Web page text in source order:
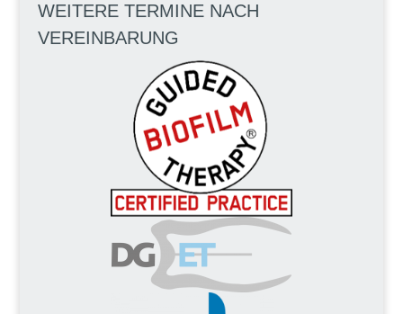
WEITERE TERMINE NACH
VEREINBARUNG